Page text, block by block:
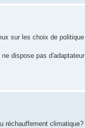
sur les choix de
dispose pas